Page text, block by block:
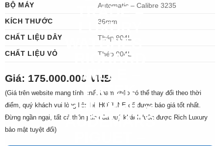
BỘ MÁY
Automatic – Calibre 3235
KÍCH THƯỚC
36mm
CHẤT LIỆU DÂY
Thép 904L
CHẤT LIỆU VỎ
Thép 904L
Giá: 175.000.000 VNĐ
(Giá trên website mang tính chất tham khảo có thể thay đổi theo thời
điểm, quý khách vui lòng liên hệ HOTLINE để được báo giá tốt nhất.
Đừng ngần ngại, tất cả thông tin của quý khách luôn được Rich Luxury
bảo mật tuyệt đối)